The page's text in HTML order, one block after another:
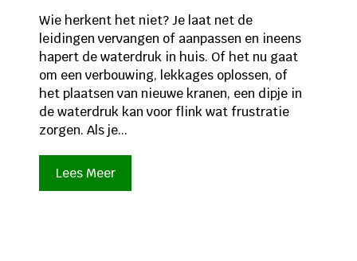
Wie herkent het niet? Je laat net de
leidingen vervangen of aanpassen en ineens
hapert de waterdruk in huis. Of het nu gaat
om een verbouwing, lekkages oplossen, of
het plaatsen van nieuwe kranen, een dipje in
de waterdruk kan voor flink wat frustratie
zorgen. Als je...
Lees Meer